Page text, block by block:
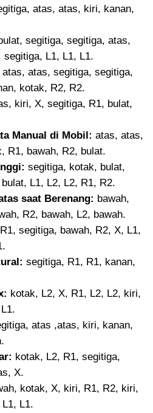
atas, atas, kiri, kanan,
segitiga, segitiga, atas,
segitiga, L1, L1, L1.
atas, atas, segitiga, segitiga,
kotak, R2, R2.
kiri, X, segitiga, R1, bulat,
Manual di Mobil: atas, atas,
R1, bawah, R2, bulat.
segitiga, kotak, bulat,
L1, L2, L2, R1, R2.
saat Berenang: bawah,
R2, bawah, L2, bawah.
segitiga, bawah, R2, X, L1,
segitiga, R1, R1, kanan,
kotak, L2, X, R1, L2, L2, kiri,
atas ,atas, kiri, kanan,
kotak, L2, R1, segitiga,
X.
kotak, X, kiri, R1, R2, kiri,
L1.